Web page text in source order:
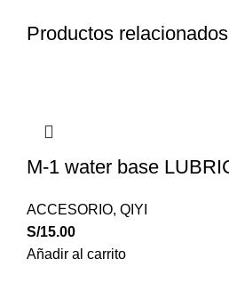
Productos relacionados
M-1 water base
ACCESORIO, QIYI
S/15.00
Añadir al carrito